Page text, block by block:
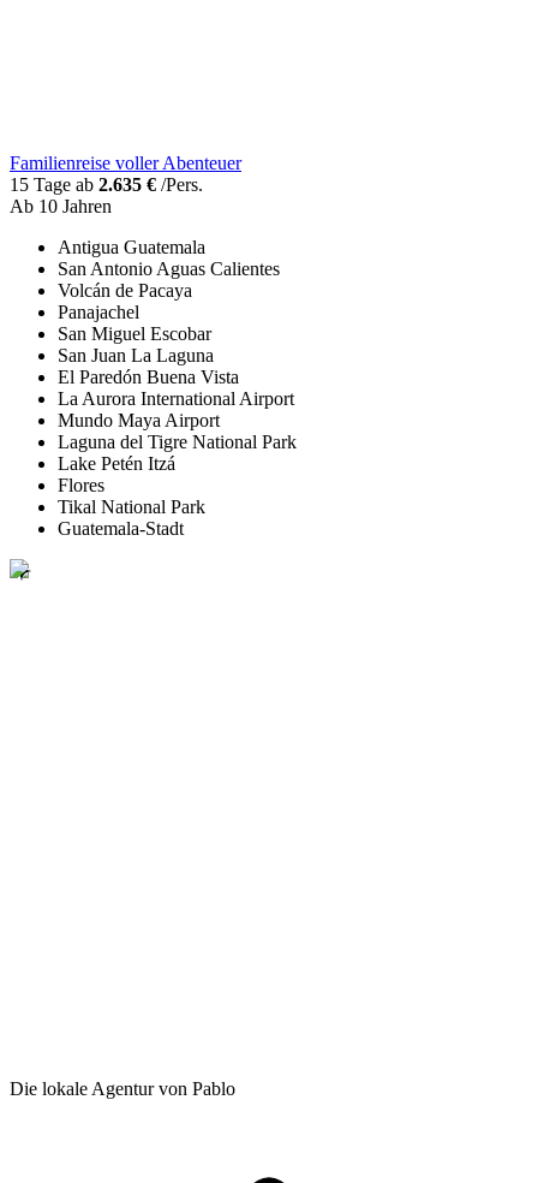
Familienreise voller Abenteuer
15 Tage ab 2.635 € /Pers.
Ab 10 Jahren
Antigua Guatemala
San Antonio Aguas Calientes
Volcán de Pacaya
Panajachel
San Miguel Escobar
San Juan La Laguna
El Paredón Buena Vista
La Aurora International Airport
Mundo Maya Airport
Laguna del Tigre National Park
Lake Petén Itzá
Flores
Tikal National Park
Guatemala-Stadt
Die lokale Agentur von Pablo